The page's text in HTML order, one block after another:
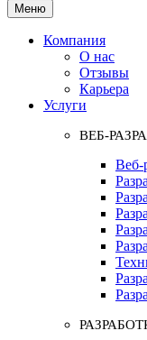
Меню
Компания
О нас
Отзывы
Карьера
Услуги
ВЕБ-
Веб-